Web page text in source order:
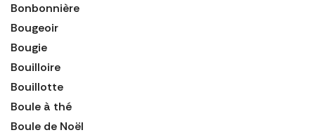
Bonbonnière
Bougeoir
Bougie
Bouilloire
Bouillotte
Boule à thé
Boule de Noël